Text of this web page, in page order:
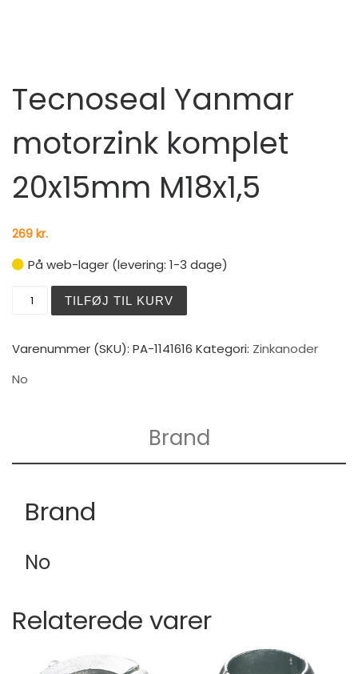
Tecnoseal Yanmar
motorzink komplet
20x15mm M18x1,5
269kr.
På web-lager (levering: 1-3 dage)
TILFØJ TIL KURV
Varenummer (SKU): PA-1141616 Kategori: Zinkanoder
No
Brand
Brand
No
Relaterede varer